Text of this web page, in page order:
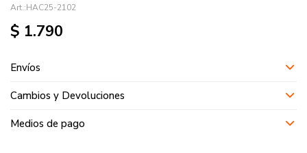
HAC25-2102
$ 1.790
Envíos
Cambios y Devoluciones
Medios de pago